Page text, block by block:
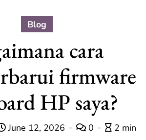
Blog
cara
firmware
HP saya?
June 12, 2026 0
2 min